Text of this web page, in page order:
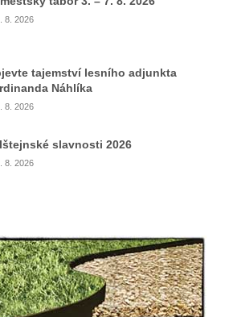
Lanny v parku
Budějovicích
II. v parku Na
Budějovicích
parku Na Sadech v
Mokrého v parku Na
Budějovicích
Budějovicích
na Husově třídě v
8. 2026
tajemství lesního adjunkta
Náhlíka
8. 2026
slavnosti 2026
8. 2026